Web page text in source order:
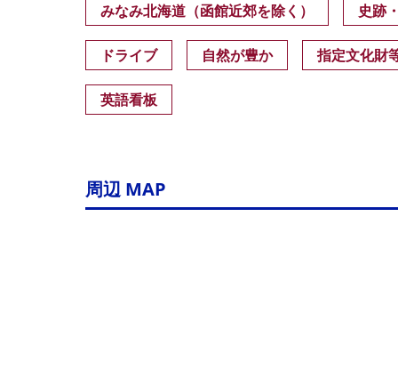
みなみ北海道（函館近郊を除く） 史跡
ドライブ 自然が豊か 指定文化財
英語看板
周辺 MAP